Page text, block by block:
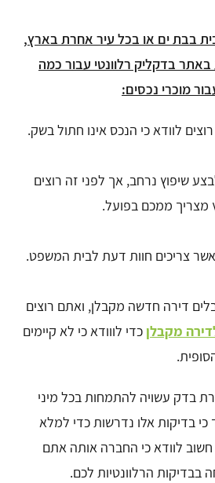
בבת ים או בכל עיר אחרת בארץ,
בדקליק רלוונטי עבור כמה
מוכרי נכסים:
לוודא כי הנכס אינו חתול בשק.
שיפוץ נרחב, אך לפני זה רוצים
מצריך ממכם בפועל.
צריכים חוות דעת לבית המשפט.
דירה חדשה מקבלן, ואתם רוצים
מקבלן כדי לווודא כי לא קיימים
בדק עשויה להתמחות בכל מיני
כי בדיקות אלו נדרשות כדי למלא
חשוב לוודא כי החברה אותה אתם
בבדיקות הרלוונטיות לכם.